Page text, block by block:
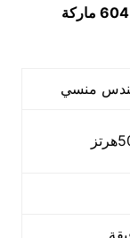
ماركة